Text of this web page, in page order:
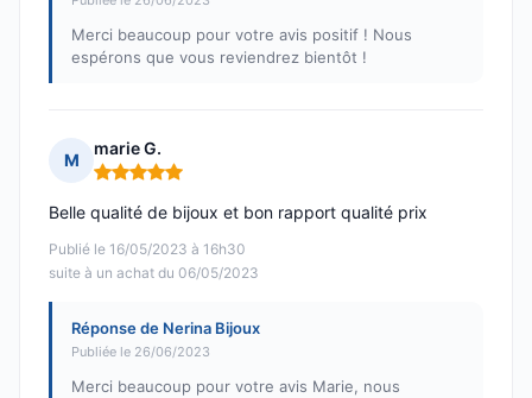
Merci beaucoup pour votre avis positif ! Nous
espérons que vous reviendrez bientôt !
M
marie G.
Note : 5 sur 5
Publié le 16/05/2023 à 16h30
suite à un achat du 06/05/2023
Belle qualité de bijoux et bon rapport qualité prix
Réponse de Nerina Bijoux
Publiée le 26/06/2023
Merci beaucoup pour votre avis Marie, nous